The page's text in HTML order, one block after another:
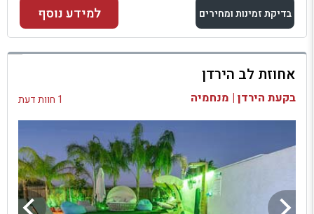
בדיקת זמינות ומחירים
למתחם זה
בדיקת זמינות ומחירים
למידע נוסף
אחוזת לב הירדן
בקעת הירדן | מנחמיה 1 חוות דעת